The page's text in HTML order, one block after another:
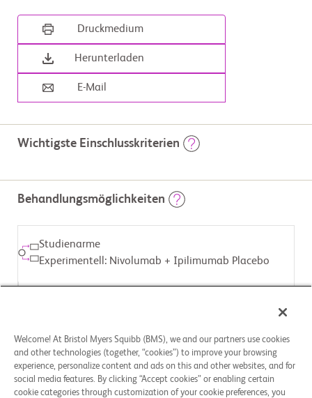
Druckmedium
Herunterladen
E-Mail
Wichtigste Einschlusskriterien
Studien von Bristol Myers Squibb besuchen Sie bitte die Website
www.BMSStudyConnect.com
Einschlusskriterien:
- Histologisch bestätigtes Nierenkarzinom mit klarzelligen
Veränderungen einschließlich Teilnehmer, die unter Umständen
auch sarkomatoide Merkmale aufweisen.
- Fortgeschrittenes (nicht zugänglich für kurative Chirurgie oder
oder metastasierendes RCC (mRCC).
International Metastatic RCC Database Consortium (IMDC).
Ausschlusskriterien:
- Aktive Metastasen des zentralen Nervensystems (ZNS).
- Aktive, bekannte oder vermutete Autoimmunerkrankung. Eine
frühere Behandlung mit Anti-PD-1-, Anti-PD-L1-, Anti-PD-L2-, Anti-
Behandlungsmöglichkeiten
Studienarme
Experimentell: Nivolumab + Ipilimumab Placebo
Studienarme
Experimentell: Nivolumab + Ipilimumab
Welcome! At Bristol Myers Squibb (BMS), we and our partners use cookies
and other technologies (together, “cookies”) to improve your browsing
experience, personalize content and ads on this and other websites, and for
social media features. By clicking “Accept cookies” or enabling certain
cookie categories through customization of your cookie preferences, you